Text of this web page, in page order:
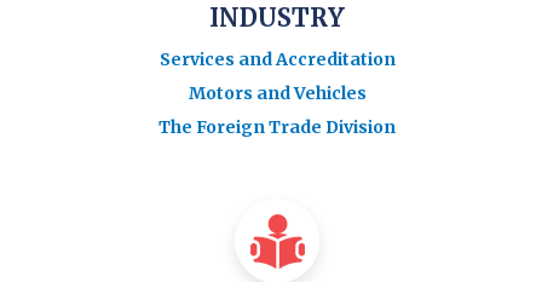
INDUSTRY
Services and Accreditation
Motors and Vehicles
The Foreign Trade Division